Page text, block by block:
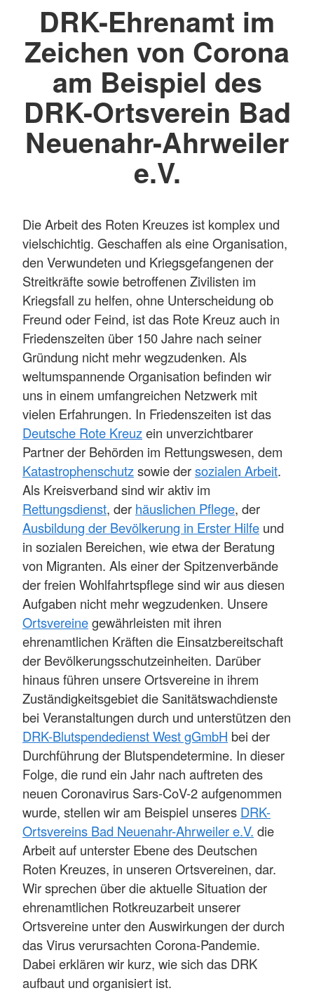
DRK-Ehrenamt im
Zeichen von Corona
am Beispiel des
DRK-Ortsverein Bad
Neuenahr-Ahrweiler
e.V.
Die Arbeit des Roten Kreuzes ist komplex und
vielschichtig. Geschaffen als eine Organisation,
den Verwundeten und Kriegsgefangenen der
Streitkräfte sowie betroffenen Zivilisten im
Kriegsfall zu helfen, ohne Unterscheidung ob
Freund oder Feind, ist das Rote Kreuz auch in
Friedenszeiten über 150 Jahre nach seiner
Gründung nicht mehr wegzudenken. Als
weltumspannende Organisation befinden wir
uns in einem umfangreichen Netzwerk mit
vielen Erfahrungen. In Friedenszeiten ist das
Deutsche Rote Kreuzein unverzichtbarer
Partner der Behörden im Rettungswesen, dem
Katastrophenschutzsowie dersozialen Arbeit.
Als Kreisverband sind wir aktiv im
Rettungsdienst, der häuslichen Pflege, der
Ausbildung der Bevölkerung in Erster Hilfe und
in sozialen Bereichen, wie etwa der Beratung
von Migranten. Als einer der Spitzenverbände
der freien Wohlfahrtspflege sind wir aus diesen
Aufgaben nicht mehr wegzudenken. Unsere
Ortsvereinegewährleisten mit ihren
ehrenamtlichen Kräften die Einsatzbereitschaft
der Bevölkerungsschutzeinheiten. Darüber
hinaus führen unsere Ortsvereine in ihrem
Zuständigkeitsgebiet die Sanitätswachdienste
bei Veranstaltungen durch und unterstützen den
DRK-Blutspendedienst West gGmbH bei der
Durchführung der Blutspendetermine. In dieser
Folge, die rund ein Jahr nach auftreten des
neuen Coronavirus Sars-CoV-2 aufgenommen
wurde, stellen wir am Beispiel unseres DRK-
Ortsvereins Bad Neuenahr-Ahrweiler e.V. die
Arbeit auf unterster Ebene des Deutschen
Roten Kreuzes, in unseren Ortsvereinen, dar.
Wir sprechen über die aktuelle Situation der
ehrenamtlichen Rotkreuzarbeit unserer
Ortsvereine unter den Auswirkungen der durch
das Virus verursachten Corona-Pandemie.
Dabei erklären wir kurz, wie sich das DRK
aufbaut und organisiert ist.